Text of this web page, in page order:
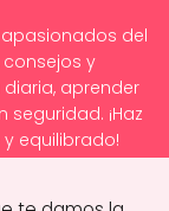
del
y
aprender
¡Haz
equilibrado!